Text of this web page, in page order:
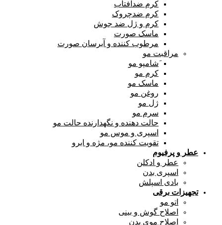
کرم ضدآفتاب
کرم ضدچروک
کرم و ژل ضد جوش
ماسک صورت
مرطوب کننده و آبرسان صورت
مراقبت مو
َشامپو مو
کرم مو
ماسک مو
روغن مو
ژل مو
سرم مو
حالت دهنده و نگهدارنده حالت مو
اسپری و موس مو
تقویت کننده مو، مژه و ابرو
عطر و پرفیوم
عطر و ادکلن
اسپری بدن
بادی اسپلش
تجهیزات برقی
اتو مو
اصلاح گوش و بینی
اصلاح موی بدن